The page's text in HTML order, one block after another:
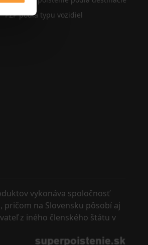
PZP podľa typu vozidiel
vykonáva spoločnosť
pričom na Slovensku pôsobí aj
z iného členského štátu v